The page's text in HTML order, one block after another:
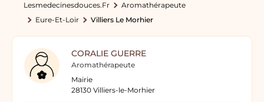
Lesmedecinesdouces.fr
Aromathérapeute
Eure-Et-Loir
Villiers Le Morhier
CORALIE GUERRE
Aromathérapeute
Mairie
28130 Villiers-le-Morhier